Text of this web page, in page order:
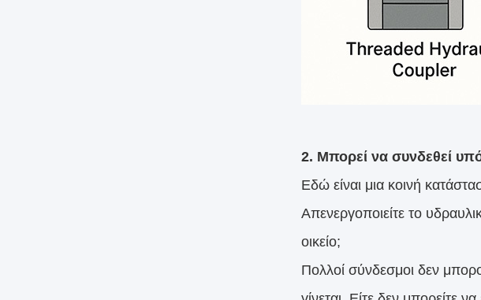
2. Μπορεί να συνδεθεί
Εδώ είναι μια κοινή
Απενεργοποιείτε το
οικείο;
Πολλοί σύνδεσμοι δεν